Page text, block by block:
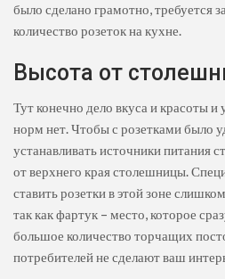
было сделано грамотно, требуется
количество розеток на кухне.
Высота от
Тут конечно дело вкуса и красоты и
норм нет. Чтобы с розетками было
устанавливать источники питания
от верхнего края столешницы.
ставить розетки в этой зоне
так как фартук – место, которое
большое количество торчащих
потребителей не сделают ваш